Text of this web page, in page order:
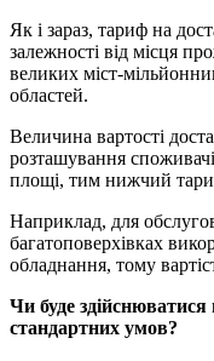
Як і зараз, тариф на
залежності від місця
великих міст-
областей.
Величина вартості
розташування
площі, тим нижчий
Наприклад, для
багатоповерхівках
обладнання, тому
Чи буде здійснюватися
стандартних умов?